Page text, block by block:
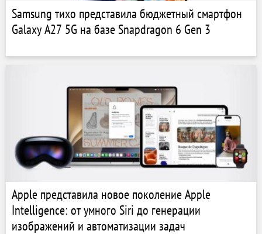
Samsung тихо представила бюджетный смартфон
Galaxy A27 5G на базе Snapdragon 6 Gen 3
Apple представила новое поколение Apple
Intelligence: от умного Siri до генерации
изображений и автоматизации задач